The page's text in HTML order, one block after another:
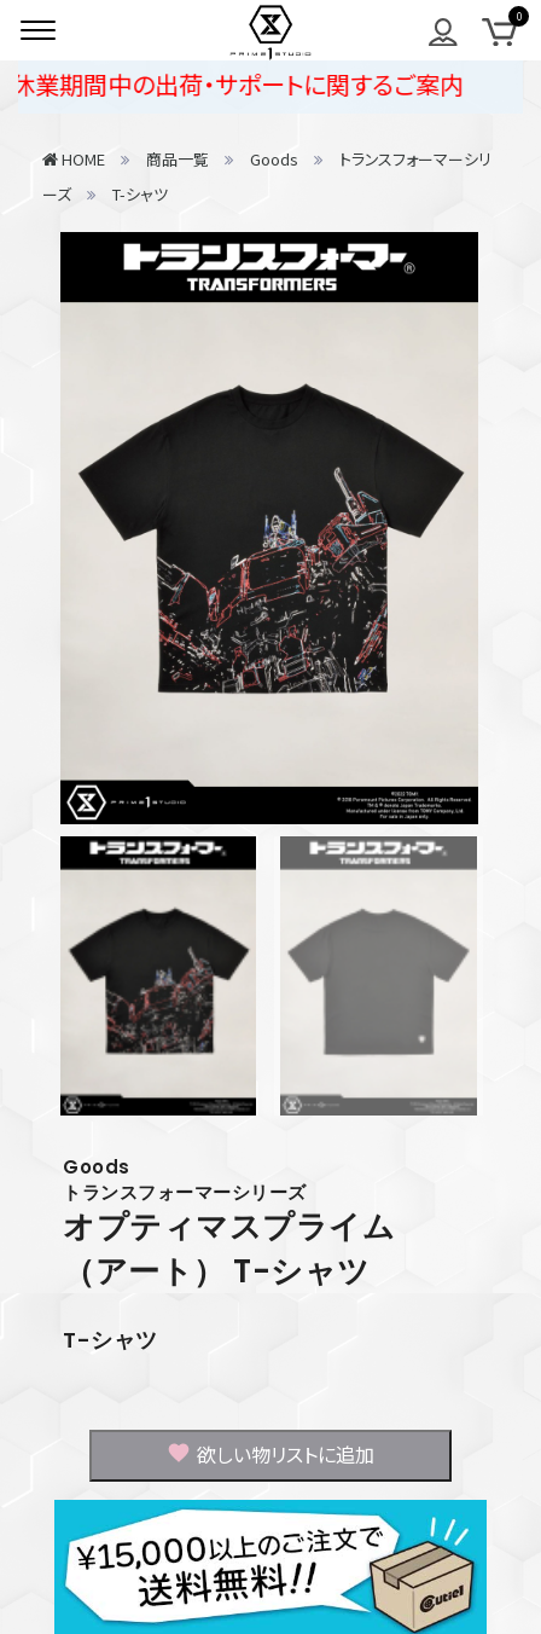
期間中の出荷・サポートに関するご案内
HOME 商品一覧 Goods
トランスフォーマーシリ
ーズ
T-シャツ
Goods
トランスフォーマーシリーズ
オプティマスプライム
（アート） T-シャツ
T-シャツ
欲しい物リストに追加